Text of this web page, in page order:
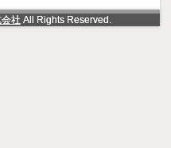
社All Rights Reserved.